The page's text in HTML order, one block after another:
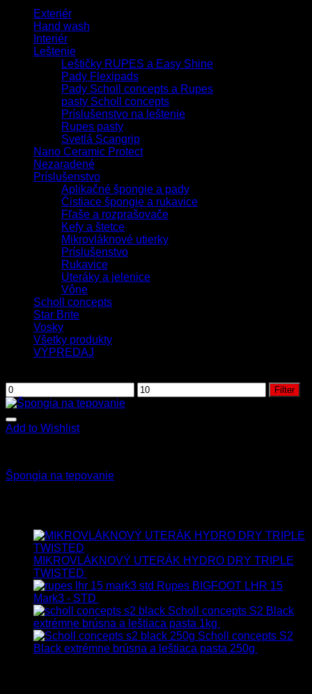
Exteriér
Hand wash
Interiér
Leštenie
Leštičky RUPES a Easy Shine
Pady Flexipads
Pady Scholl concepts a Rupes
pasty Scholl concepts
Príslušenstvo na leštenie
Rupes pasty
Svetlá Scangrip
Nano Ceramic Protect
Nezaradené
Príslušenstvo
Aplikačné špongie a pady
Čistiace špongie a rukavice
Fľaše a rozprašovače
Kefy a štetce
Mikrovláknové utierky
Príslušenstvo
Rukavice
Uteráky a jelenice
Vône
Scholl concepts
Star Brite
Vosky
Všetky produkty
VÝPREDAJ
Filter
Add to Wishlist
Špongia na tepovanie
MIKROVLÁKNOVÝ UTERÁK HYDRO DRY TRIPLE
TWISTED
Rupes BIGFOOT LHR 15
Mark3 - STD
Scholl concepts S2 Black
extrémne brúsna a leštiaca pasta 1kg
Scholl concepts S2
Black extrémne brúsna a leštiaca pasta 250g